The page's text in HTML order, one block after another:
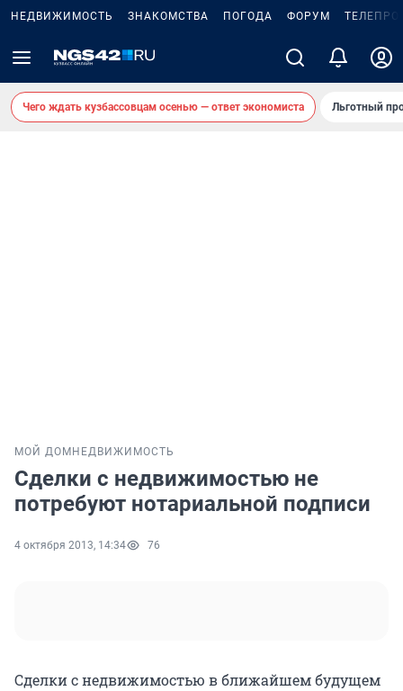
НЕДВИЖИМОСТЬ ЗНАКОМСТВА ПОГОДА ФОРУМ
Чего ждать кузбассовцам осенью — ответ экономиста Льготный
МОЙ ДОМ НЕДВИЖИМОСТЬ
Сделки с недвижимостью не
потребуют нотариальной подписи
4 октября 2013, 14:34 76
Сделки с недвижимостью в ближайшем будущем